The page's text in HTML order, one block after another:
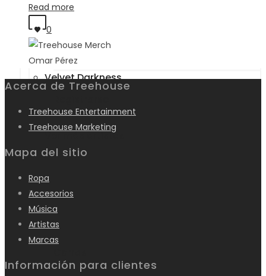
S7N
Velvet Darkness
Ver más artistas
Ropa
Acceder
Read more
0
Omar Pérez
Acerca de Treehouse
Treehouse Entertainment
Treehouse Marketing
Mapa del sitio
Ropa
Accesorios
Música
Artistas
Marcas
Información para clientes